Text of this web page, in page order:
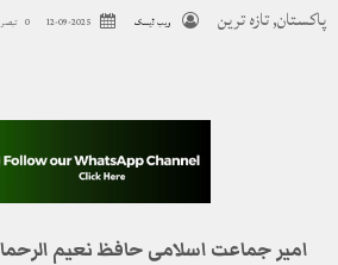
پاکستان,تازہ ترین ویب ڈیسک 2025-09-12 0 تبصرے
امیر جماعت اسلامی حافظ نعیم